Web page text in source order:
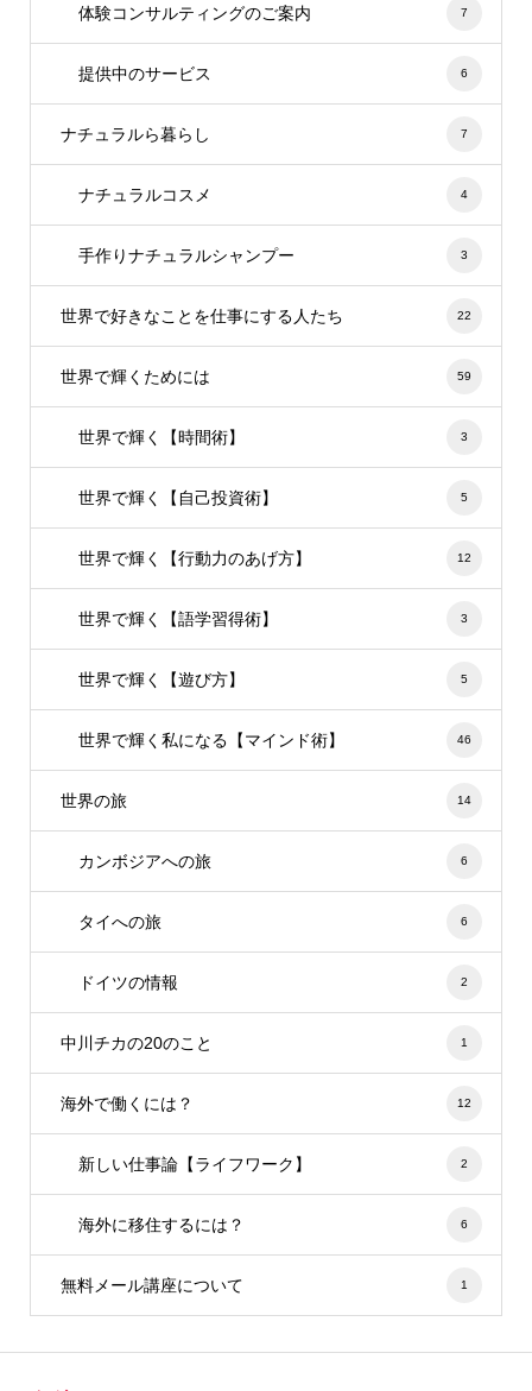
体験コンサルティングのご案内 7
提供中のサービス 6
ナチュラルら暮らし 7
ナチュラルコスメ 4
手作りナチュラルシャンプー 3
世界で好きなことを仕事にする人たち 22
世界で輝くためには 59
世界で輝く【時間術】 3
世界で輝く【自己投資術】 5
世界で輝く【行動力のあげ方】 12
世界で輝く【語学習得術】 3
世界で輝く【遊び方】 5
世界で輝く私になる【マインド術】 46
世界の旅 14
カンボジアへの旅 6
タイへの旅 6
ドイツの情報 2
中川チカの20のこと 1
海外で働くには？ 12
新しい仕事論【ライフワーク】 2
海外に移住するには？ 6
無料メール講座について 1